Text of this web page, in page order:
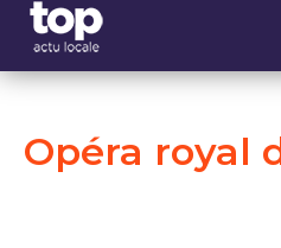
Opéra royal
Panneau de gestion des